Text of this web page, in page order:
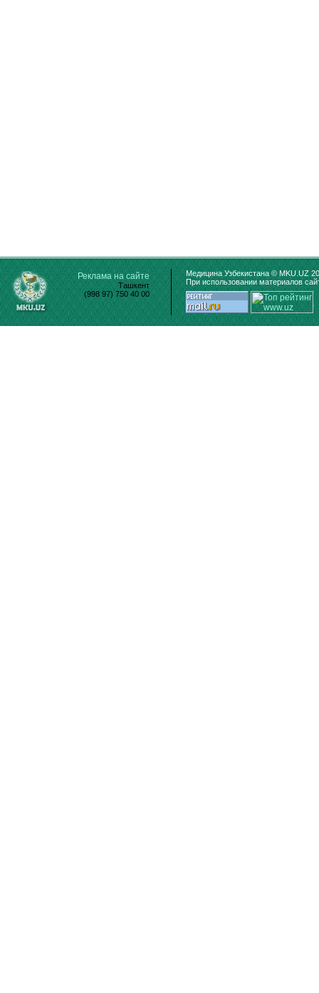
Реклама на сайте
Ташкент
(998 97) 750 40 00
Медицина Узбекистана © MKU.UZ
При использовании материалов